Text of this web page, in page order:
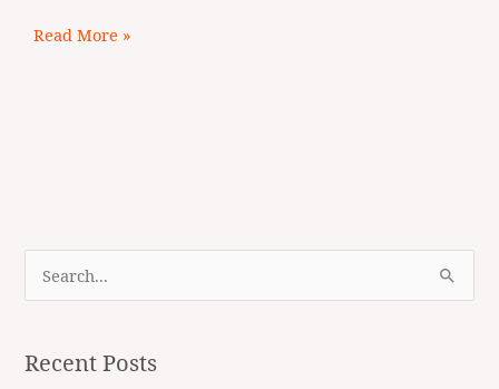
Read More »
r
Recent Posts